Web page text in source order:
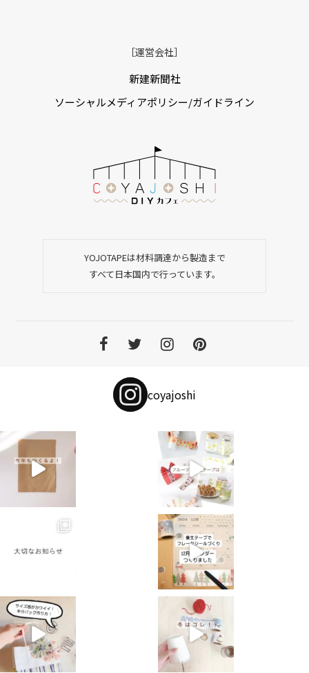
［運営会社］
新建新聞社
ソーシャルメディアポリシー/ガイドライン
YOJOTAPEは材料調達から製造まで
すべて日本国内で行っています。
coyajoshi